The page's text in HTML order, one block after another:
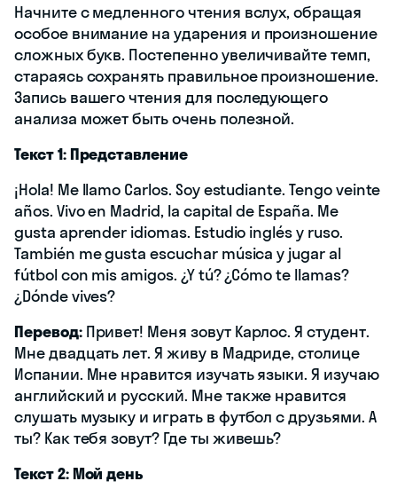
Начните с медленного чтения вслух, обращая
особое внимание на ударения и произношение
сложных букв. Постепенно увеличивайте темп,
стараясь сохранять правильное произношение.
Запись вашего чтения для последующего
анализа может быть очень полезной.
Текст 1: Представление
¡Hola! Me llamo Carlos. Soy estudiante. Tengo veinte
años. Vivo en Madrid, la capital de España. Me
gusta aprender idiomas. Estudio inglés y ruso.
También me gusta escuchar música y jugar al
fútbol con mis amigos. ¿Y tú? ¿Cómo te llamas?
¿Dónde vives?
Перевод:Привет! Меня зовут Карлос. Я студент.
Мне двадцать лет. Я живу в Мадриде, столице
Испании. Мне нравится изучать языки. Я изучаю
английский и русский. Мне также нравится
слушать музыку и играть в футбол с друзьями. А
ты? Как тебя зовут? Где ты живешь?
Текст 2: Мой день